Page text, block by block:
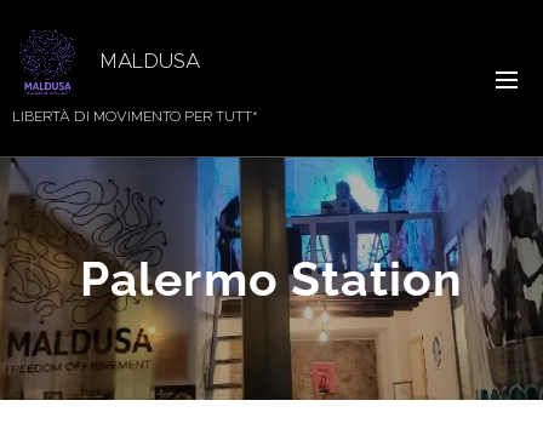
MALDUSA
LIBERTÀ DI MOVIMENTO PER TUTT*
Palermo Station